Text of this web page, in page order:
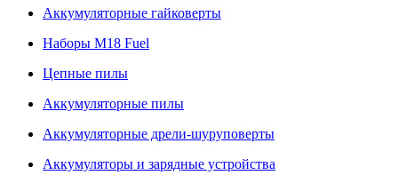
Аккумуляторные гайковерты
Наборы M18 Fuel
Цепные пилы
Аккумуляторные пилы
Аккумуляторные дрели-шуруповерты
Аккумуляторы и зарядные устройства